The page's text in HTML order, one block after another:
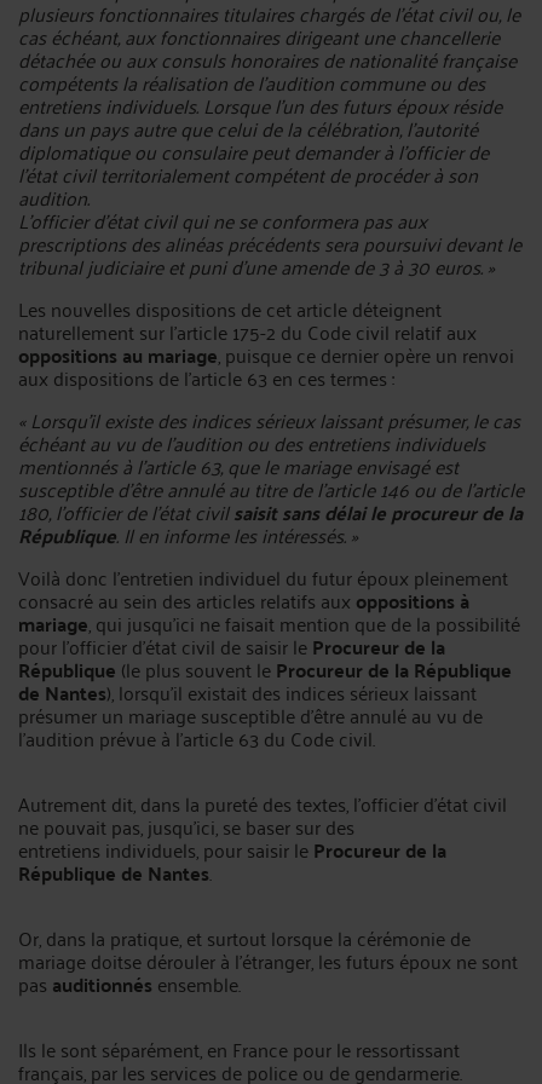
plusieurs fonctionnaires titulaires chargés de l'état civil ou, le
cas échéant, aux fonctionnaires dirigeant une chancellerie
détachée ou aux consuls honoraires de nationalité française
compétents la réalisation de l'audition commune ou des
entretiens individuels. Lorsque l'un des futurs époux réside
dans un pays autre que celui de la célébration, l'autorité
diplomatique ou consulaire peut demander à l'officier de
l'état civil territorialement compétent de procéder à son
audition.
L'officier d'état civil qui ne se conformera pas aux
prescriptions des alinéas précédents sera poursuivi devant le
tribunal judiciaire et puni d'une amende de 3 à 30 euros. »
Les nouvelles dispositions de cet article déteignent
naturellement sur l’article 175-2 du Code civil relatif aux
oppositions au mariage, puisque ce dernier opère un renvoi
aux dispositions de l’article 63 en ces termes :
« Lorsqu'il existe des indices sérieux laissant présumer, le cas
échéant au vu de l'audition ou des entretiens individuels
mentionnés à l'article 63, que le mariage envisagé est
susceptible d'être annulé au titre de l'article 146 ou de l'article
180, l'officier de l'état civilsaisit sans délai le procureur de la
République. Il en informe les intéressés. »
Voilà donc l’entretien individuel du futur époux pleinement
consacré au sein des articles relatifs aux oppositions à
mariage, qui jusqu’ici ne faisait mention que de la possibilité
pour l’officier d’état civil de saisir leProcureur de la
République (le plus souvent leProcureur de la République
de Nantes), lorsqu’il existait des indices sérieux laissant
présumer un mariage susceptible d’être annulé au vu de
l’audition prévue à l’article 63 du Code civil.
Autrement dit, dans la pureté des textes, l’officier d’état civil
ne pouvait pas, jusqu’ici, se baser sur des
entretiens individuels, pour saisir leProcureur de la
République de Nantes.
Or, dans la pratique, et surtout lorsque la cérémonie de
mariage doitse dérouler à l’étranger, les futurs époux ne sont
pas auditionnés ensemble.
Ils le sont séparément, en France pour le ressortissant
français, par les services de police ou de gendarmerie.